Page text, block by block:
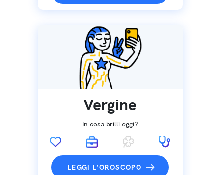
Vergine
In cosa brilli oggi?
LEGGI L'OROSCOPO